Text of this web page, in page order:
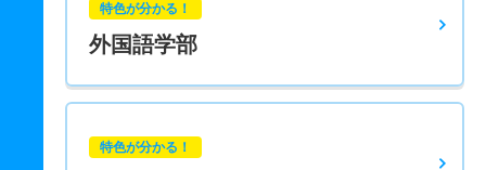
特色が分かる！
外国語学部
特色が分かる！